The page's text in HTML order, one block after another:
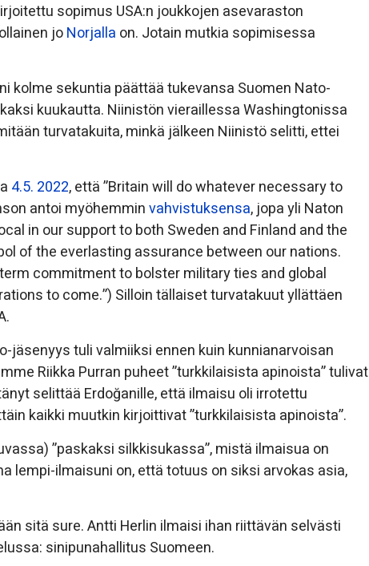
sopimus USA:n joukkojen asevaraston
joNorjalla on. Jotain mutkia sopimisessa
kolme sekuntia päättää tukevansa Suomen Nato-
kuukautta. Niinistön vieraillessa Washingtonissa
turvatakuita, minkä jälkeen Niinistö selitti, ettei
4.5. 2022, että ”Britain will do whatever necessary to
antoi myöhemminvahvistuksensa, jopa yli Naton
in our support to both Sweden and Finland and the
of the everlasting assurance between our nations.
commitment to bolster military ties and global
to come.”) Silloin tällaiset turvatakuut yllättäen
jäsenyys tuli valmiiksi ennen kuin kunnianarvoisan
Riikka Purran puheet ”turkkilaisista apinoista” tulivat
selittää Erdoğanille, että ilmaisu oli irrotettu
kaikki muutkin kirjoittivat ”turkkilaisista apinoista”.
”paskaksi silkkisukassa”, mistä ilmaisua on
lempi-ilmaisuni on, että totuus on siksi arvokas asia,
sitä sure. Antti Herlin ilmaisi ihan riittävän selvästi
sinipunahallitus Suomeen.